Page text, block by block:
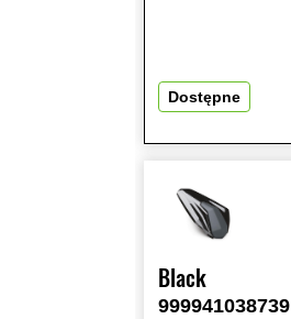
Dostępne
Black
999941038739